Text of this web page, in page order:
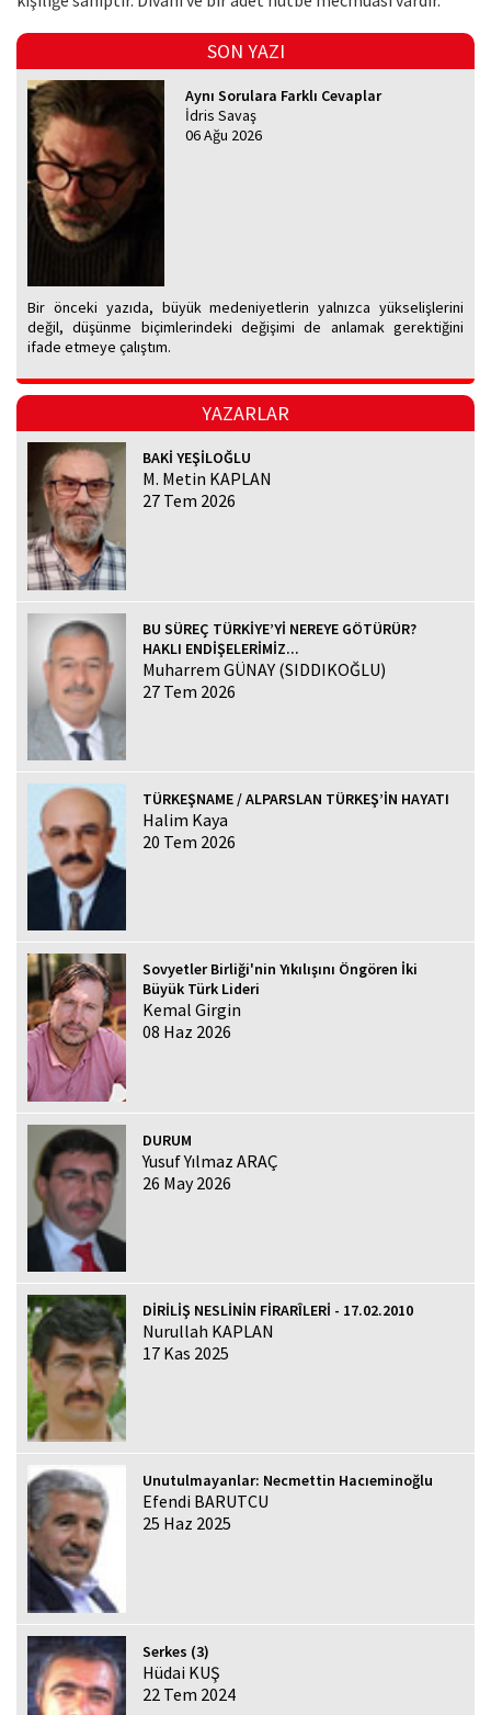
SON YAZI
Aynı Sorulara Farklı Cevaplar
İdris Savaş
06 Ağu 2026
Bir önceki yazıda, büyük medeniyetlerin yalnızca yükselişlerini
değil, düşünme biçimlerindeki değişimi de anlamak gerektiğini
ifade etmeye çalıştım.
YAZARLAR
BAKİ YEŞİLOĞLU
M. Metin KAPLAN
27 Tem 2026
BU SÜREÇ TÜRKİYE’Yİ NEREYE GÖTÜRÜR?
HAKLI ENDİŞELERİMİZ...
Muharrem GÜNAY (SIDDIKOĞLU)
27 Tem 2026
TÜRKEŞNAME / ALPARSLAN TÜRKEŞ’İN HAYATI
Halim Kaya
20 Tem 2026
Sovyetler Birliği'nin Yıkılışını Öngören İki
Büyük Türk Lideri
Kemal Girgin
08 Haz 2026
DURUM
Yusuf Yılmaz ARAÇ
26 May 2026
DİRİLİŞ NESLİNİN FİRARÎLERİ - 17.02.2010
Nurullah KAPLAN
17 Kas 2025
Unutulmayanlar: Necmettin Hacıeminoğlu
Efendi BARUTCU
25 Haz 2025
Serkes (3)
Hüdai KUŞ
22 Tem 2024